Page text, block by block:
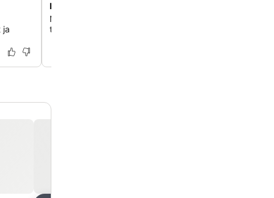
ja
Lasitettu aamiaisterassi
Nauti ilmaisesta buffetaamiaisesta rennolla, valoisalla
terassilla, joka tarjoaa miellyttävän alun päivällesi.